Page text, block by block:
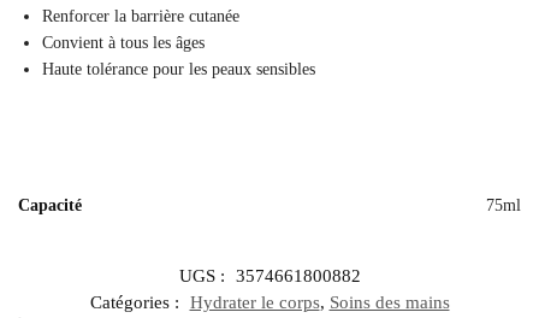
Renforcer la barrière cutanée
Convient à tous les âges
Haute tolérance pour les peaux sensibles
Capacité 75ml
UGS :
3574661800882
Catégories :
Hydrater le corps, Soins des mains